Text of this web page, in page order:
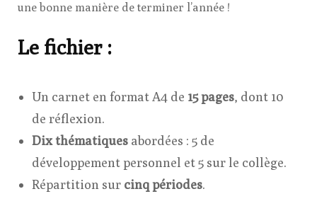
une bonne manière de terminer l’année !
Le fichier :
Un carnet en format A4 de 15 pages, dont 10
de réflexion.
Dix thématiques abordées : 5 de
développement personnel et 5 sur le collège.
Répartition sur cinq périodes.